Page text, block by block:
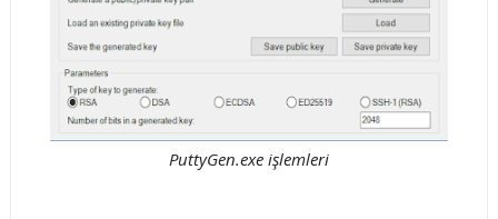
PuttyGen.exe işlemleri